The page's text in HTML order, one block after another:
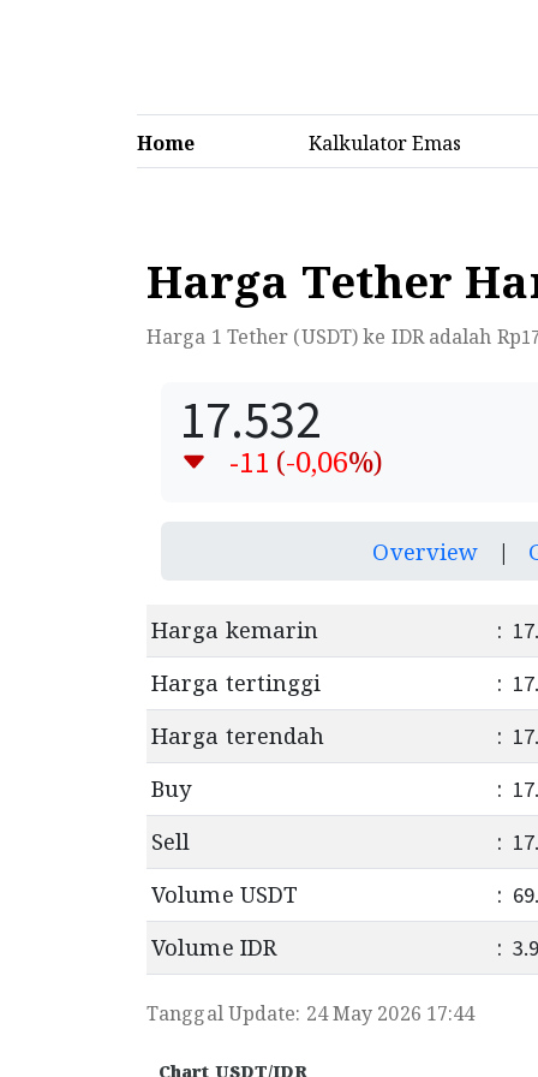
Home Kalkulator Emas
Harga Tether
Harga 1 Tether (USDT) ke IDR adalah Rp
17.532
-11 (-0,06%)
Overview |
Harga kemarin :
Harga tertinggi :
Harga terendah :
Buy :
Sell :
Volume USDT :
Volume IDR :
Tanggal Update: 24 May 2026 17:44
Chart USDT/IDR